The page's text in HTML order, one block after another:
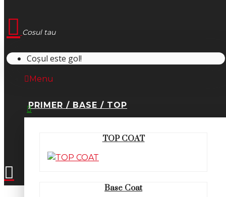
Cosul tau
Coșul este gol!
Menu
PRIMER / BASE / TOP
TOP COAT
Base Coat
0745.677.518
office@fsm-romania.ro